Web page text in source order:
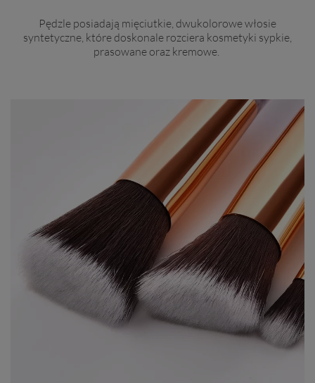
Pędzle posiadają mięciutkie, dwukolorowe włosie
syntetyczne, które doskonale rozciera kosmetyki sypkie,
prasowane oraz kremowe.